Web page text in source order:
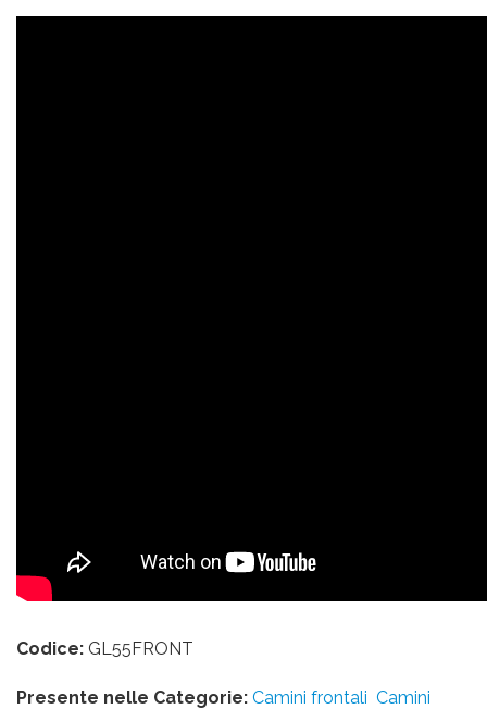
Codice: GL55FRONT
Presente nelle Categorie: Camini frontali Camini